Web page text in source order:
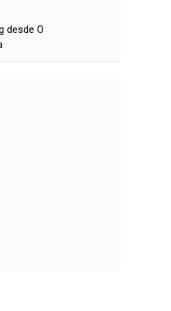
desde O